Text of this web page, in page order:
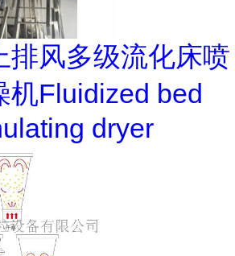
排风多级流化床喷
机Fluidized bed
dryer